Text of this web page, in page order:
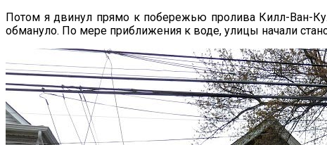
Потом я двинул прямо к побережью пролива Килл-Ван-
обмануло. По мере приближения к воде, улицы начали